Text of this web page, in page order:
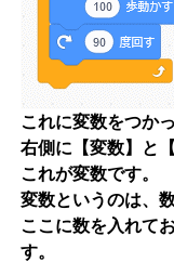
これに変数をつか
右側に【変数】と
これが変数です。
変数というのは、
ここに数を入れて
す。